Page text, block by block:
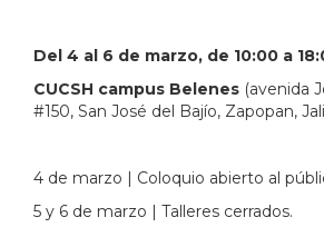
Del 4 al 6 de marzo, de 10:00 a
CUCSH campus Belenes (avenida
#150, San José del Bajío, Zapopan,
4 de marzo | Coloquio abierto al
5 y 6 de marzo | Talleres cerrados.